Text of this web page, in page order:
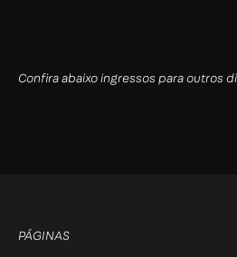
Confira abaixo ingressos para outros
PÁGINAS